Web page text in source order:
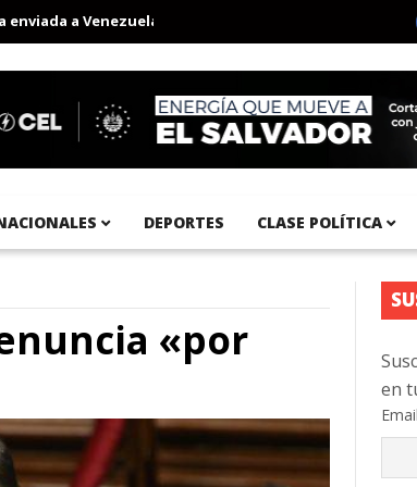
a Venezuela Aeropuerto Internacional del
DEPORTES CLASE POLÍTICA
«por
en
Email